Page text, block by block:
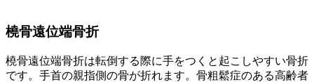
橈骨遠位端骨折
橈骨遠位端骨折は転倒する際に手をつくと起こしやすい骨折
です。手首の親指側の骨が折れます。骨粗鬆症のある高齢者